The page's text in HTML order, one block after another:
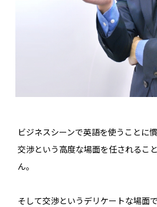
ビジネスシーンで英語を使うことに
交渉という高度な場面を任されるこ
ん。
そして交渉というデリケートな場面